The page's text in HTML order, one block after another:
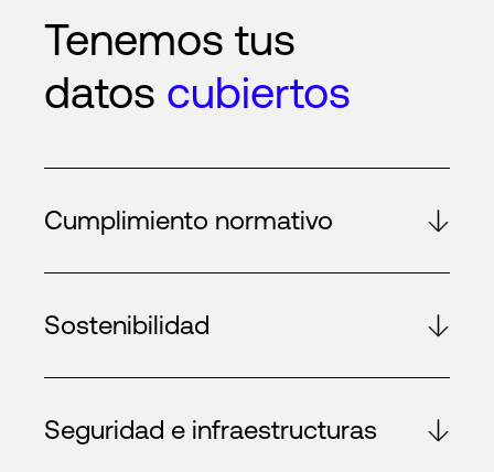
Tenemos tus
datos cubiertos
Cumplimiento normativo
Sostenibilidad
Seguridad e infraestructuras